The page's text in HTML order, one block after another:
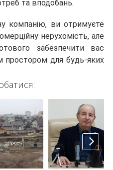
та вподобань.
компанію, ви отримуєте
нерухомість, але
забезпечити вас
для будь-яких